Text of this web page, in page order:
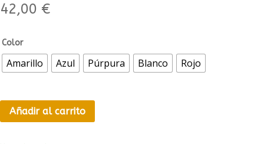
42,00 €
Color
Amarillo Azul Púrpura Blanco Rojo
Añadir al carrito